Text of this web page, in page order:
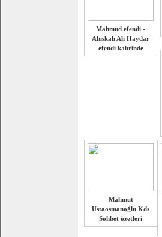
Mahmud efendi -
Ahıskalı Ali Haydar
efendi kabrinde
Mahmut
Ustaosmanoğlu Kds
Sohbet özetleri